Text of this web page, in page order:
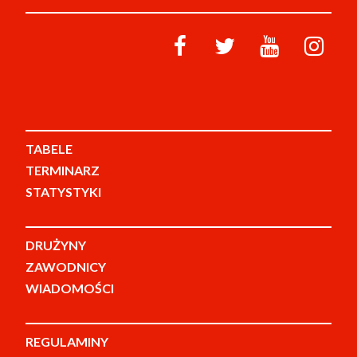
TABELE
TERMINARZ
STATYSTYKI
DRUŻYNY
ZAWODNICY
WIADOMOŚCI
REGULAMINY